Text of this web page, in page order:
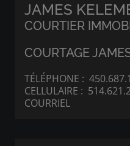
JAMES
COURTIER
COURTAGE
TÉLÉPHONE :
CELLULAIRE :
COURRIEL